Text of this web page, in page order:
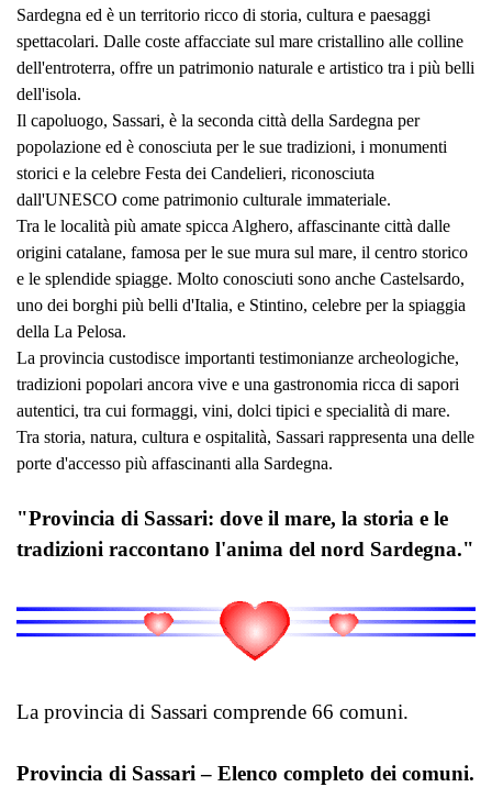
Sardegna ed è un territorio ricco di storia, cultura e paesaggi
spettacolari. Dalle coste affacciate sul mare cristallino alle colline
dell'entroterra, offre un patrimonio naturale e artistico tra i più belli
dell'isola.
Il capoluogo, Sassari, è la seconda città della Sardegna per
popolazione ed è conosciuta per le sue tradizioni, i monumenti
storici e la celebre Festa dei Candelieri, riconosciuta
dall'UNESCO come patrimonio culturale immateriale.
Tra le località più amate spicca Alghero, affascinante città dalle
origini catalane, famosa per le sue mura sul mare, il centro storico
e le splendide spiagge. Molto conosciuti sono anche Castelsardo,
uno dei borghi più belli d'Italia, e Stintino, celebre per la spiaggia
della La Pelosa.
La provincia custodisce importanti testimonianze archeologiche,
tradizioni popolari ancora vive e una gastronomia ricca di sapori
autentici, tra cui formaggi, vini, dolci tipici e specialità di mare.
Tra storia, natura, cultura e ospitalità, Sassari rappresenta una delle
porte d'accesso più affascinanti alla Sardegna.
"Provincia di Sassari: dove il mare, la storia e le
tradizioni raccontano l'anima del nord Sardegna."
La provincia di Sassari comprende 66 comuni.
Provincia di Sassari – Elenco completo dei comuni.